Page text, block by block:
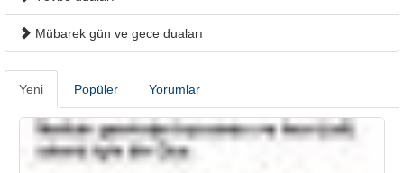
Mübarek gün ve gece duaları
Yeni Popüler Yorumlar